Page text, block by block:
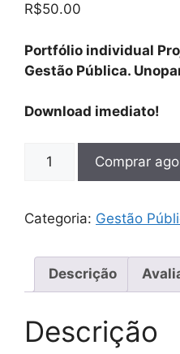
R$50.00
Portfólio individual
Gestão Pública.
Download imediato!
Comprar
Categoria: Gestão
Descrição
Descrição